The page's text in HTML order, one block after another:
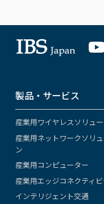
製品・サービス
産業用ワイヤレスソリュ
産業用ネットワークソリ
ン
産業用コンピューター
産業用エッジコネクティビ
インテリジェント交通